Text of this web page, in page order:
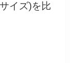
イズ)を比